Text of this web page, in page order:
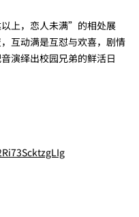
上，恋人未满”的相处展
互动满是互怼与欢喜，剧情
演绎出校园兄弟的鲜活日